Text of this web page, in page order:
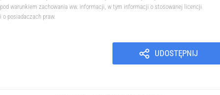
pod warunkiem zachowania ww. informacji, w tym informacji o stosowanej licencji
i o posiadaczach praw.
UDOSTĘPNIJ